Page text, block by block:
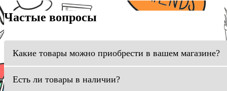
Частые вопросы
Какие товары можно приобрести в вашем магазине?
Есть ли товары в наличии?